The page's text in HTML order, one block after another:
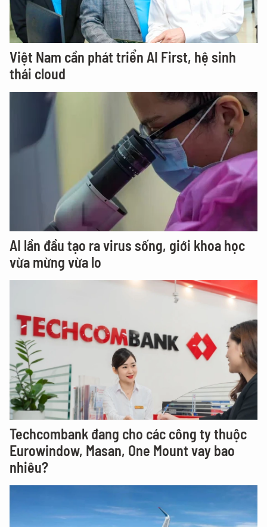
Việt Nam cần phát triển AI First, hệ sinh
thái cloud
AI lần đầu tạo ra virus sống, giới khoa học
vừa mừng vừa lo
Techcombank đang cho các công ty thuộc
Eurowindow, Masan, One Mount vay bao
nhiêu?